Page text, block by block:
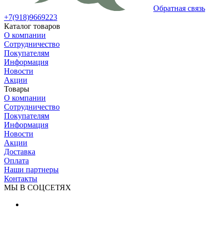
Обратная связь
+7(918)9669223
Каталог товаров
О компании
Сотрудничество
Покупателям
Информация
Новости
Акции
Товары
О компании
Сотрудничество
Покупателям
Информация
Новости
Акции
Доставка
Оплата
Наши партнеры
Контакты
МЫ В СОЦСЕТЯХ